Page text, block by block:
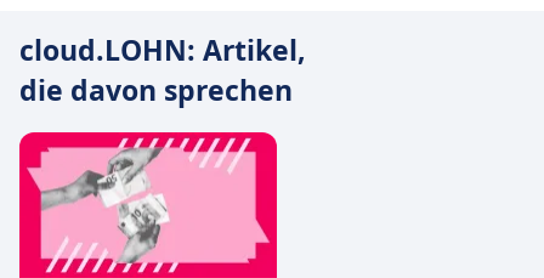
cloud.LOHN: Artikel,
die davon sprechen